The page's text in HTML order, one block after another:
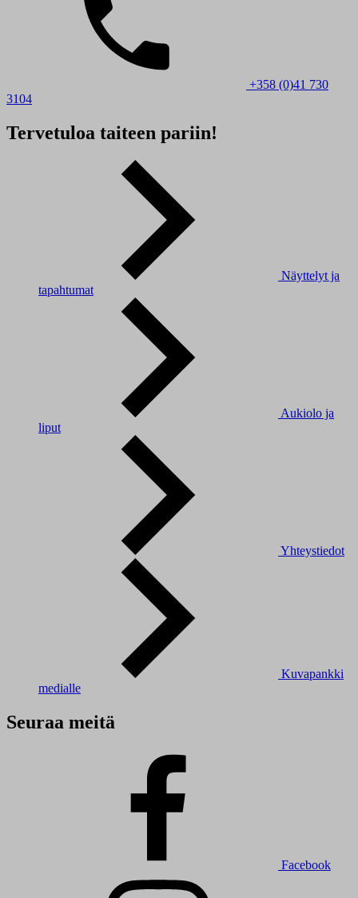
+358 (0)41 730
3104
Tervetuloa taiteen pariin!
Näyttelyt ja
tapahtumat
Aukiolo ja
liput
Yhteystiedot
Kuvapankki
medialle
Seuraa meitä
Facebook